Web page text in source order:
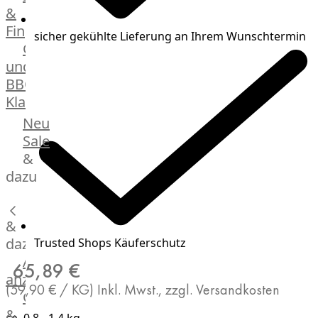
Manufaktur
Bratwurstsets
Toppings
Hackfleisch
Aufschnitt
Schinken
&
Fingerfood
Grill-
und
BBQ-
Klassiker
Beilagen
Brot
Brötchen
Burger
Buns
&
Hot
Dog
Brötchen
Desserts
Neu
Sale
&
dazu
&
dazu
Alle
anzeigen
Gewürze
sicher gekühlte Lieferung an Ihrem Wunschtermin
Trusted Shops Käuferschutz
65,89 €
(59,90 € / KG) Inkl. Mwst., zzgl. Versandkosten